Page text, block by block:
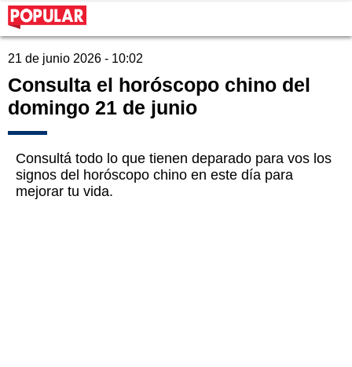
21 de junio 2026 - 10:02
Consulta el horóscopo chino del
domingo 21 de junio
Consultá todo lo que tienen deparado para vos los
signos del horóscopo chino en este día para
mejorar tu vida.